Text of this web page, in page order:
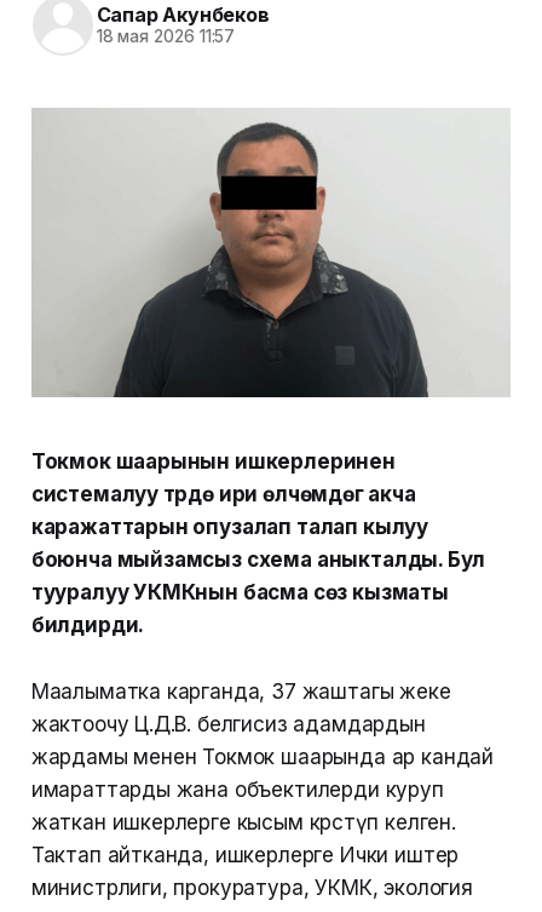
Сапар Акунбеков
18 мая 2026 11:57
Токмок шаарынын ишкерлеринен
системалуу түрдө ири өлчөмдөгү акча
каражаттарын опузалап талап кылуу
боюнча мыйзамсыз схема аныкталды. Бул
тууралуу УКМКнын басма сөз кызматы
билдирди.
Маалыматка карганда, 37 жаштагы жеке
жактоочу Ц.Д.В. белгисиз адамдардын
жардамы менен Токмок шаарында ар кандай
имараттарды жана объектилерди куруп
жаткан ишкерлерге кысым көрсөтүп келген.
Тактап айтканда, ишкерлерге Ички иштер
министрлиги, прокуратура, УКМК, экология